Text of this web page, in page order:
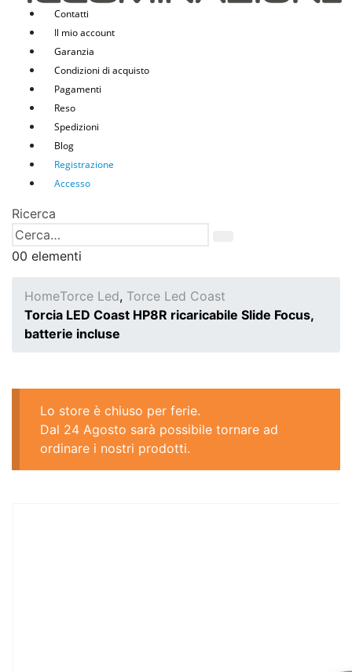
Contatti
Il mio account
Garanzia
Condizioni di acquisto
Pagamenti
Reso
Spedizioni
Blog
Registrazione
Accesso
Ricerca
00 elementi
HomeTorce Led, Torce Led Coast
Torcia LED Coast HP8R ricaricabile Slide Focus,
batterie incluse
Lo store è chiuso per ferie.
Dal 24 Agosto sarà possibile tornare ad
ordinare i nostri prodotti.